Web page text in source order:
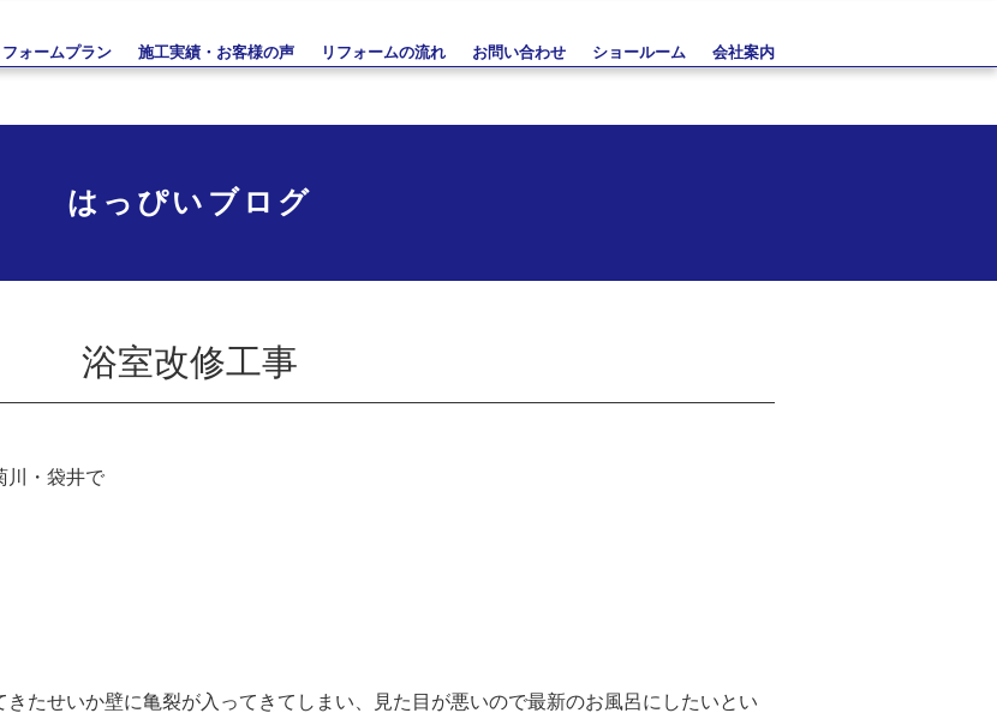
フォームプラン 施工実績・お客様の声 リフォームの流れ お問い合わせ ショールーム 会社案内
はっぴいブログ
浴室改修工事
川・袋井で
たせいか壁に亀裂が入ってきてしまい、見た目が悪いので最新のお風呂にしたいとい